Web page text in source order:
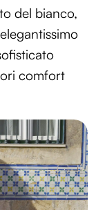
del bianco,
comfort